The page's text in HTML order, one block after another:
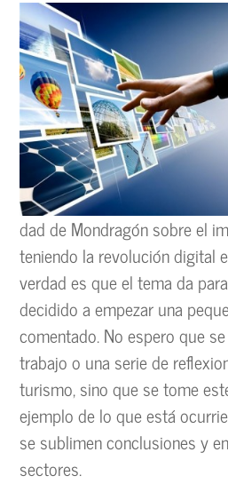
dad de Mondragón sobre el
teniendo la revolución digital
verdad es que el tema da
decidido a empezar una
comentado. No espero que
trabajo o una serie de
turismo, sino que se tome
ejemplo de lo que está
se sublimen conclusiones y
sectores.